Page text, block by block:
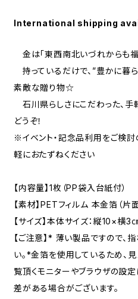
International shipping
金は「東西南北いづれからも福
持っているだけで、”豊かに暮
素敵な贈り物☆
石川県らしさにこだわった、
どうぞ！
※イベント・記念品利用をご検
軽におたずねください
【内容量】1枚（PP袋入台紙
【素材】PETフィルム 本金箔（片面
【サイズ】本体サイズ：縦10×横3
【ご注意】* 薄い製品ですので、
い。*金箔を使用しているため、
覧頂くモニターやブラウザの設
差がある場合がございます。